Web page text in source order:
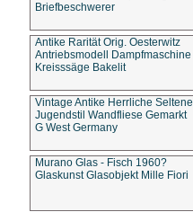
Briefbeschwerer
Antike Rarität Orig. Oesterwitz
Antriebsmodell Dampfmaschine
Kreisssäge Bakelit
Vintage Antike Herrliche Seltene
Jugendstil Wandfliese Gemarkt
G West Germany
Murano Glas - Fisch 1960?
Glaskunst Glasobjekt Mille Fiori